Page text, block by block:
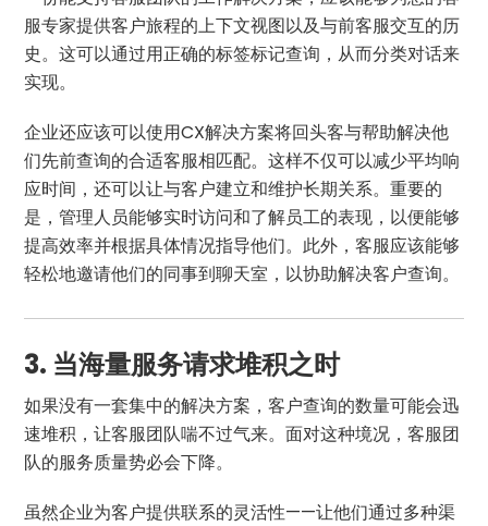
服专家提供客户旅程的上下文视图以及与前客服交互的历
史。这可以通过用正确的标签标记查询，从而分类对话来
实现。
企业还应该可以使用CX解决方案将回头客与帮助解决他
们先前查询的合适客服相匹配。这样不仅可以减少平均响
应时间，还可以让与客户建立和维护长期关系。重要的
是，管理人员能够实时访问和了解员工的表现，以便能够
提高效率并根据具体情况指导他们。此外，客服应该能够
轻松地邀请他们的同事到聊天室，以协助解决客户查询。
3. 当海量服务请求堆积之时
如果没有一套集中的解决方案，客户查询的数量可能会迅
速堆积，让客服团队喘不过气来。面对这种境况，客服团
队的服务质量势必会下降。
虽然企业为客户提供联系的灵活性——让他们通过多种渠